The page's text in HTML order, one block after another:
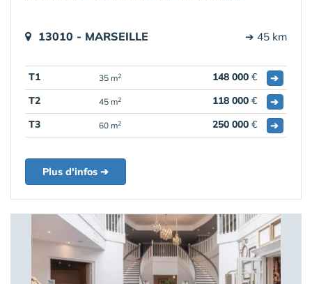
13010 - MARSEILLE ➔ 45 km
T1 35 m2 148 000 €
➔
T2
45 m2 118 000 €
➔
T3
60 m2 250 000 € ➔
Plus d'infos ➔